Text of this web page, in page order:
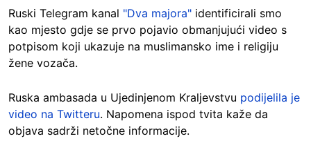
Ruski Telegram kanal "Dva majora" identificirali smo
kao mjesto gdje se prvo pojavio obmanjujući video s
potpisom koji ukazuje na muslimansko ime i religiju
žene vozača.
Ruska ambasada u Ujedinjenom Kraljevstvu podijelila je
video na Twitteru. Napomena ispod tvita kaže da
objava sadrži netočne informacije.